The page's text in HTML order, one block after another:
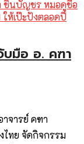
บมือ อ. คฑา
จารย์ คฑา
ทย จัดกิจกรรม